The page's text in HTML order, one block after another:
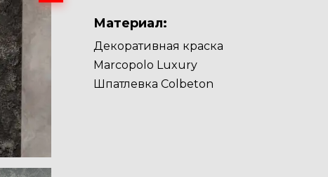
Материал:
Декоративная краска
Marcopolo Luxury
Шпатлевка Colbeton